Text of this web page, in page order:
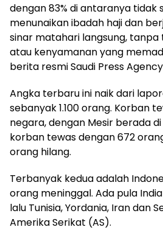
dengan 83% di antaranya tidak
menunaikan ibadah haji dan
sinar matahari langsung,
atau kenyamanan yang
berita resmi Saudi Press
Angka terbaru ini naik dari
sebanyak 1.100 orang. Korban
negara, dengan Mesir berada
korban tewas dengan 672
orang hilang.
Terbanyak kedua adalah
orang meninggal. Ada pula
lalu Tunisia, Yordania, Iran dan
Amerika Serikat (AS).